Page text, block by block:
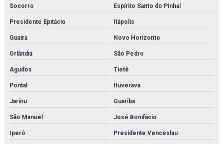
Socorro Espírito Santo do Pinhal
Presidente Epitácio Itápolis
Guaíra Novo Horizonte
Orlândia São Pedro
Agudos Tietê
Pontal Ituverava
Jarinu Guariba
São Manuel José Bonifácio
Iperó Presidente Venceslau